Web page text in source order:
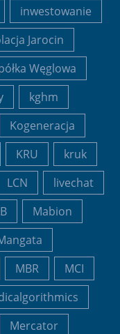
inwestowanie
Jarocin
Węglowa
kghm
Kogeneracja
KRU
kruk
LCN
livechat
Mabion
MBR
MCI
Mercator